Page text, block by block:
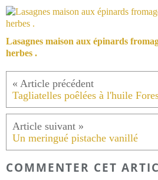
Lasagnes maison aux épinards
herbes .
Un meringué pistache vanillé
COMMENTER CET